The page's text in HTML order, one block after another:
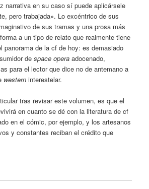
narrativa en su caso sí puede aplicársele
pero trabajada». Lo excéntrico de sus
de sus tramas y una prosa más
a un tipo de relato que realmente tiene
panorama de la cf de hoy: es demasiado
despace opera adocenado,
para el lector que dice no de antemano a
western interestelar.
tras revisar este volumen, es que el
en cuanto se dé con la literatura de cf
en el cómic, por ejemplo, y los artesanos
y constantes reciban el crédito que